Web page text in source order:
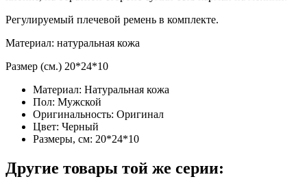
Регулируемый плечевой ремень в комплекте.
Материал: натуральная кожа
Размер (см.) 20*24*10
Материал: Натуральная кожа
Пол: Мужской
Оригинальность: Оригинал
Цвет: Черный
Размеры, см: 20*24*10
Другие товары той же серии: